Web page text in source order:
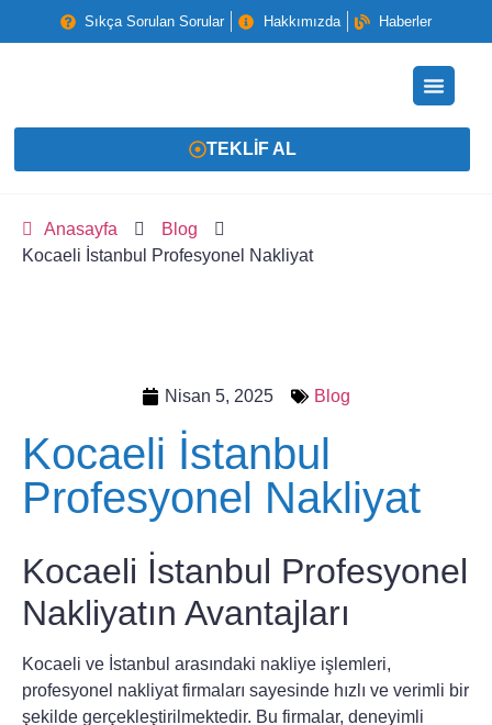
Sıkça Sorulan Sorular Hakkımızda Haberler
TEKLIF AL
Anasayfa
Blog
Kocaeli İstanbul Profesyonel Nakliyat
Nisan 5, 2025 Blog
Kocaeli İstanbul
Profesyonel Nakliyat
Kocaeli İstanbul Profesyonel
Nakliyatın Avantajları
Kocaeli ve İstanbul arasındaki nakliye işlemleri,
profesyonel nakliyat firmaları sayesinde hızlı ve verimli bir
şekilde gerçekleştirilmektedir. Bu firmalar, deneyimli